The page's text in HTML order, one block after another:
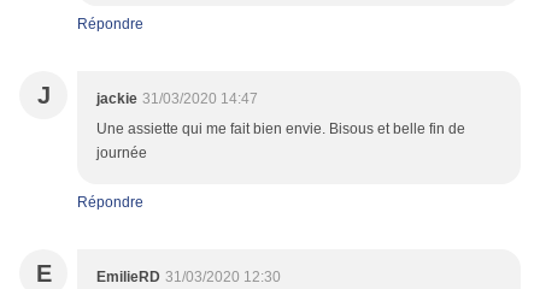
Répondre
J jackie 31/03/2020 14:47
Une assiette qui me fait bien envie. Bisous et belle fin de
journée
Répondre
E EmilieRD 31/03/2020 12:30